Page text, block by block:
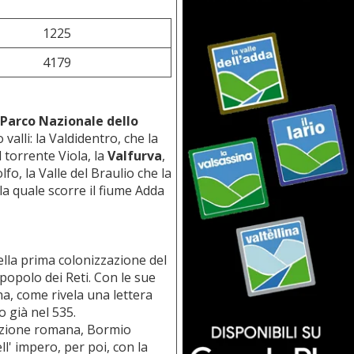
1225
4179
Parco Nazionale dello
la Valdidentro, che la
torrente Viola, la Valfurva,
la Valle del Braulio che la
quale scorre il fiume Adda
prima colonizzazione del
dei Reti. Con le sue
come rivela una lettera
già nel 535.
romana, Bormio
impero, per poi, con la